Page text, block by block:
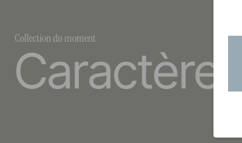
Collection du moment
Caractère